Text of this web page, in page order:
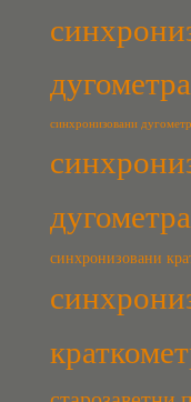
синхронизовани
синхронизовани